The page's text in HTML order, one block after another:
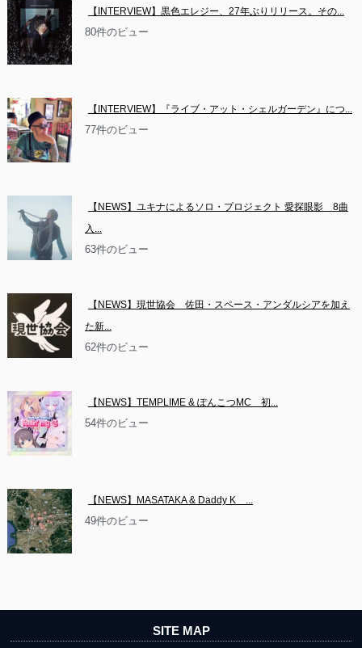
【INTERVIEW】黒色エレジー、27年ぶりリリース。その...
80件のビュー
【INTERVIEW】『ライブ・アット・シェルガーデン』につ...
77件のビュー
【NEWS】ユキナによるソロ・プロジェクト 愛探眼影　8曲
入...
63件のビュー
【NEWS】現世協会　佐田・スペース・アンダルシアを加え
た新...
62件のビュー
【NEWS】TEMPLIME & ぽんこつMC　初...
54件のビュー
【NEWS】MASATAKA & Daddy K　...
49件のビュー
SITE MAP